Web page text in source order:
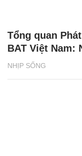
NHỊP SỐNG
Tổng quan
BAT Việt Nam: